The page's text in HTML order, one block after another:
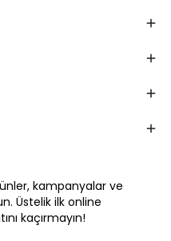
kampanyalar ve
Üstelik ilk online
kaçırmayın!